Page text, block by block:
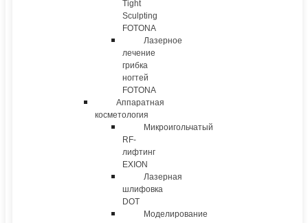
Tight
Sculpting
FOTONA
Лазерное
лечение
грибка
ногтей
FOTONA
Аппаратная
косметология
Микроигольчатый
RF-
лифтинг
EXION
Лазерная
шлифовка
DOT
Моделирование